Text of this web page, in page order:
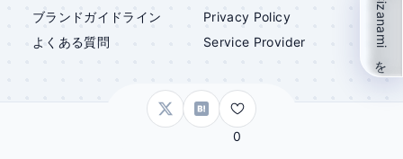
0
ブランドガイドライン
よくある質問
Privacy Policy
Service Provider
izanami
izanami を支援